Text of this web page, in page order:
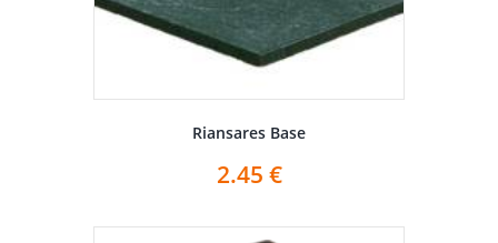
Riansares Base
2.45 €